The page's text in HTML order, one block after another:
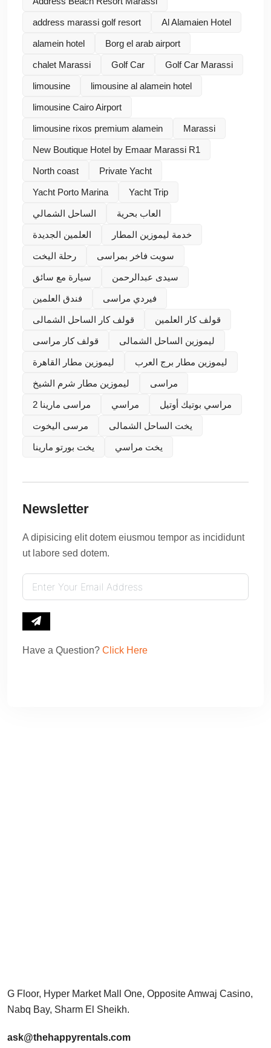
address marassi golf resort Al Alamaien Hotel
alamein hotel Borg el arab airport
chalet Marassi Golf Car Golf Car Marassi
limousine limousine al alamein hotel
limousine Cairo Airport
limousine rixos premium alamein Marassi
New Boutique Hotel by Emaar Marassi R1
North coast Private Yacht
Yacht Porto Marina Yacht Trip
الساحل الشمالي العاب بحرية
العلمين الجديدة خدمة ليموزين المطار
رحلة اليخت سويت فاخر بمراسى
سيارة مع سائق سيدى عبدالرحمن
فندق العلمين فيردي مراسى
قولف كار الساحل الشمالى قولف كار العلمين
قولف كار مراسى ليموزين الساحل الشمالى
ليموزين مطار القاهرة ليموزين مطار برج العرب
ليموزين مطار شرم الشيخ مراسى
مراسى مارينا 2 مراسي مراسي بوتيك أوتيل
مرسى اليخوت يخت الساحل الشمالى
يخت بورتو مارينا يخت مراسي
Newsletter
A dipisicing elit dotem eiusmou tempor as incididunt
ut labore sed dotem.
Have a Question? Click Here
G Floor, Hyper Market Mall One, Opposite Amwaj Casino,
Nabq Bay, Sharm El Sheikh.
ask@thehappyrentals.com